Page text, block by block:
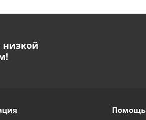
низкой
Помощь